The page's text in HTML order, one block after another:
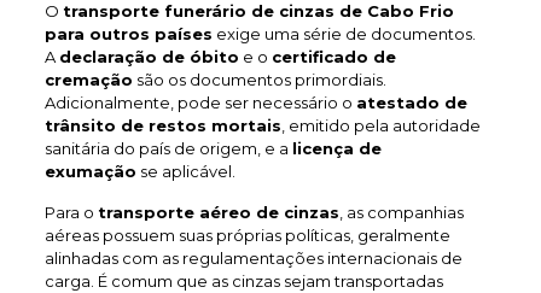
O transporte funerário de cinzas de Cabo Frio
para outros países exige uma série de documentos.
A declaração de óbito e o certificado de
cremação são os documentos primordiais.
Adicionalmente, pode ser necessário o atestado de
trânsito de restos mortais , emitido pela autoridade
sanitária do país de origem, e a licença de
exumação se aplicável.
Para o transporte aéreo de cinzas , as companhias
aéreas possuem suas próprias políticas, geralmente
alinhadas com as regulamentações internacionais de
carga. É comum que as cinzas sejam transportadas